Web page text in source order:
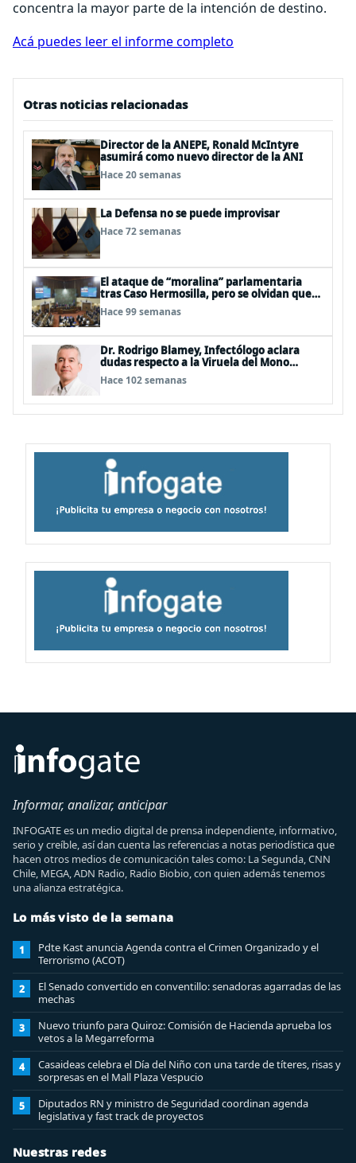
concentra la mayor parte de la intención de destino.
Acá puedes leer el informe completo
Otras noticias relacionadas
Director de la ANEPE, Ronald McIntyre
asumirá como nuevo director de la ANI
Hace 20 semanas
La Defensa no se puede improvisar
Hace 72 semanas
El ataque de “moralina” parlamentaria
tras Caso Hermosilla, pero se olvidan que
son los peor evaluados
Hace 99 semanas
Dr. Rodrigo Blamey, Infectólogo aclara
dudas respecto a la Viruela del Mono
(MPOX)
Hace 102 semanas
Informar, analizar, anticipar
INFOGATE es un medio digital de prensa independiente, informativo,
serio y creíble, así dan cuenta las referencias a notas periodística que
hacen otros medios de comunicación tales como: La Segunda, CNN
Chile, MEGA, ADN Radio, Radio Biobio, con quien además tenemos
una alianza estratégica.
Lo más visto de la semana
1
Pdte Kast anuncia Agenda contra el Crimen Organizado y el
Terrorismo (ACOT)
2
El Senado convertido en conventillo: senadoras agarradas de las
mechas
3
Nuevo triunfo para Quiroz: Comisión de Hacienda aprueba los
vetos a la Megarreforma
4
Casaideas celebra el Día del Niño con una tarde de títeres, risas y
sorpresas en el Mall Plaza Vespucio
5
Diputados RN y ministro de Seguridad coordinan agenda
legislativa y fast track de proyectos
Nuestras redes